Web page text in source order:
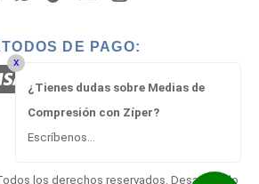
DE PAGO:
los derechos reservados. Desarrollado
x
¿Tienes dudas sobre Medias de
Compresión con Zíper?
Escríbenos...